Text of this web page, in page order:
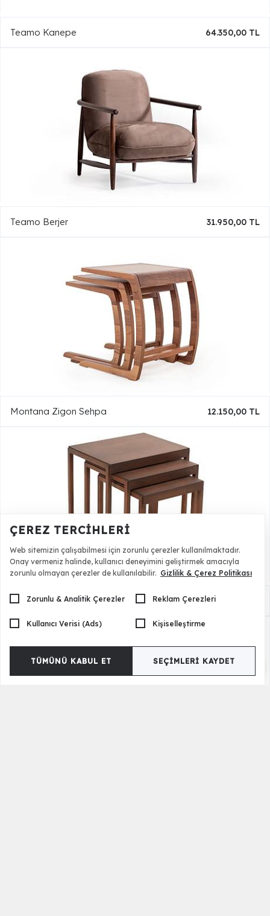
Teamo Kanepe 64.350,00 TL
Teamo Berjer 31.950,00 TL
Montana Zigon Sehpa 12.150,00 TL
Planet Zigon Sehpa 17.010,00 TL
ÇEREZ TERCIHLERI
Web sitemizin çalışabilmesi için zorunlu çerezler kullanılmaktadır.
Onay vermeniz halinde, kullanıcı deneyimini geliştirmek amacıyla
zorunlu olmayan çerezler de kullanılabilir. Gizlilik & Çerez Politikası
Zorunlu & Analitik Çerezler Reklam Çerezleri
Kullanıcı Verisi (Ads) Kişiselleştirme
TÜMÜNÜ KABUL ET SEÇIMLERI KAYDET